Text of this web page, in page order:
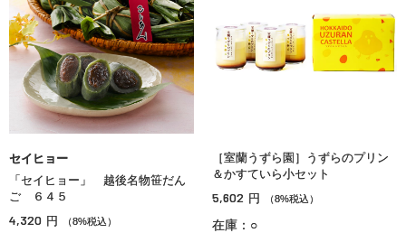
セイヒョー
「セイヒョー」 越後名物笹だん
ご ６４５
4,320 円 （8%税込）
［室蘭うずら園］うずらのプリン
＆かすていら小セット
5,602 円 （8%税込）
在庫：○